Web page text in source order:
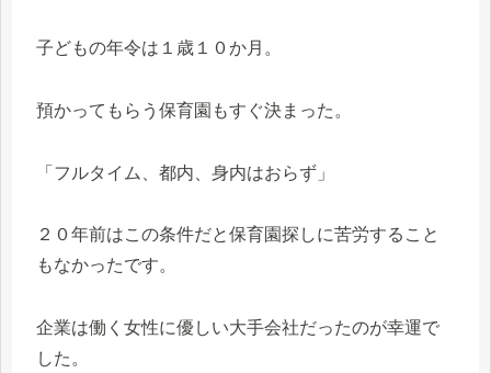
子どもの年令は１歳１０か月。
預かってもらう保育園もすぐ決まった。
「フルタイム、都内、身内はおらず」
２０年前はこの条件だと保育園探しに苦労すること
もなかったです。
企業は働く女性に優しい大手会社だったのが幸運で
した。